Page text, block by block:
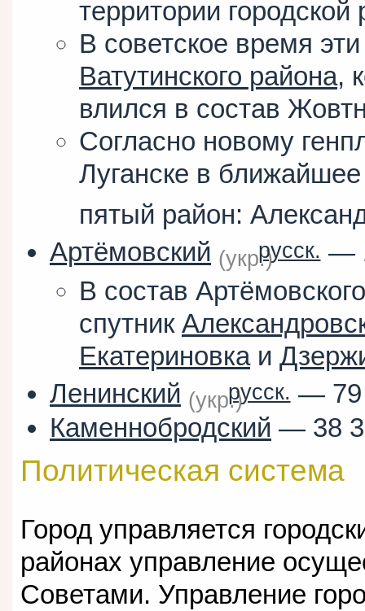
территории
В советское время
Ватутинского района,
влился в состав
Согласно новому
Луганске в
пятый район:
Артёмовский (укр.)русск.—
В состав
спутник
Екатериновкаи
Ленинский (укр.)русск.— 79
Каменнобродский — 38
Политическая система
Город управляется
районах управление
Советами. Управление